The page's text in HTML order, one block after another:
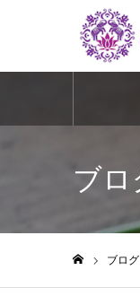
ブロ
ブログ